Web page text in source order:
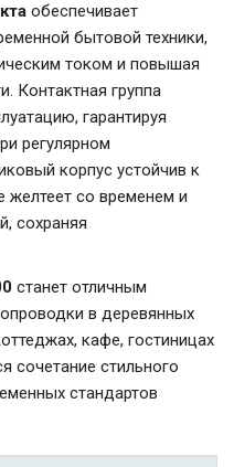
обеспечивает
бытовой техники,
током и повышая
Контактная группа
гарантируя
регулярном
корпус устойчив к
желтеет со временем и
сохраняя
станет отличным
в деревянных
кафе, гостиницах
сочетание стильного
стандартов